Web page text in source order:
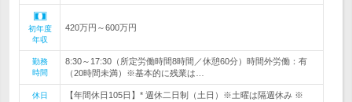
初年度
年収
420万円～600万円
勤務
時間
8:30～17:30（所定労働時間8時間／休憩60分）時間外労働：有
（20時間未満）※基本的に残業は…
休日
【年間休日105日】* 週休二日制（土日）※土曜は隔週休み ※